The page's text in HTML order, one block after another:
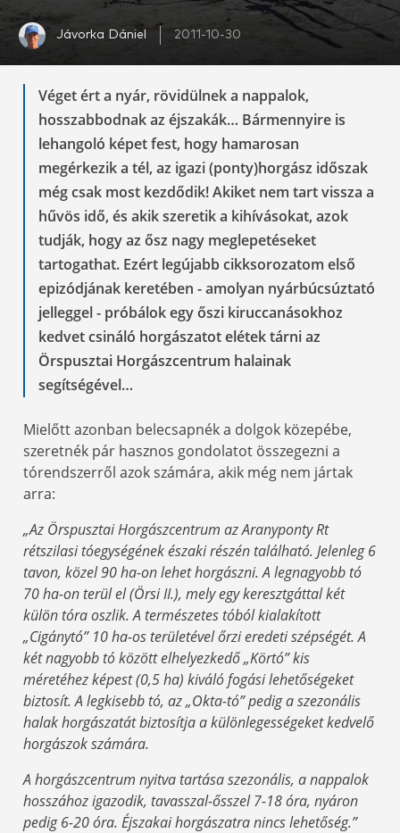
Jávorka Dániel 2011-10-30
Véget ért a nyár, rövidülnek a nappalok,
hosszabbodnak az éjszakák… Bármennyire is
lehangoló képet fest, hogy hamarosan
megérkezik a tél, az igazi (ponty)horgász időszak
még csak most kezdődik! Akiket nem tart vissza a
hűvös idő, és akik szeretik a kihívásokat, azok
tudják, hogy az ősz nagy meglepetéseket
tartogathat. Ezért legújabb cikksorozatom első
epizódjának keretében - amolyan nyárbúcsúztató
jelleggel - próbálok egy őszi kiruccanásokhoz
kedvet csináló horgászatot elétek tárni az
Örspusztai Horgászcentrum halainak
segítségével…
Mielőtt azonban belecsapnék a dolgok közepébe,
szeretnék pár hasznos gondolatot összegezni a
tórendszerről azok számára, akik még nem jártak
arra:
„Az Örspusztai Horgászcentrum az Aranyponty Rt
rétszilasi tóegységének északi részén található. Jelenleg 6
tavon, közel 90 ha-on lehet horgászni. A legnagyobb tó
70 ha-on terül el (Örsi II.), mely egy keresztgáttal két
külön tóra oszlik. A természetes tóból kialakított
„Cigánytó” 10 ha-os területével őrzi eredeti szépségét. A
két nagyobb tó között elhelyezkedő „Körtó” kis
méretéhez képest (0,5 ha) kiváló fogási lehetőségeket
biztosít. A legkisebb tó, az „Okta-tó” pedig a szezonális
halak horgászatát biztosítja a különlegességeket kedvelő
horgászok számára.
A horgászcentrum nyitva tartása szezonális, a nappalok
hosszához igazodik, tavasszal-ősszel 7-18 óra, nyáron
pedig 6-20 óra. Éjszakai horgászatra nincs lehetőség.”